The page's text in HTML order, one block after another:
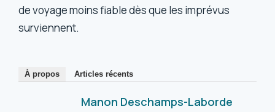
de voyage moins fiable dès que les imprévus
surviennent.
À propos Articles récents
Manon Deschamps-Laborde